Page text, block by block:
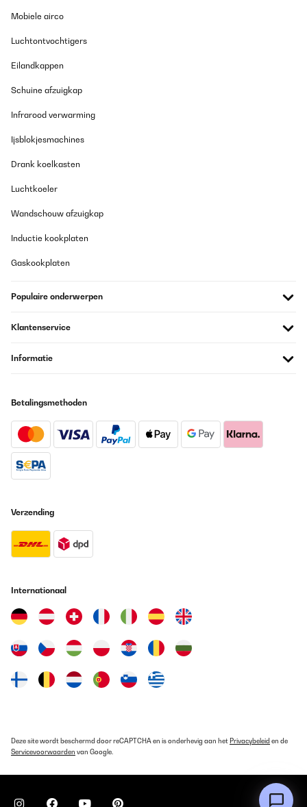
Mobiele airco
Luchtontvochtigers
Eilandkappen
Schuine afzuigkap
Infrarood verwarming
Ijsblokjesmachines
Drank koelkasten
Luchtkoeler
Wandschouw afzuigkap
Inductie kookplaten
Gaskookplaten
Populaire onderwerpen
Klantenservice
Informatie
Betalingsmethoden
Verzending
Internationaal
Deze site wordt beschermd door reCAPTCHA en is onderhevig aan het Privacybeleid en de
Servicevoorwaarden van Google.